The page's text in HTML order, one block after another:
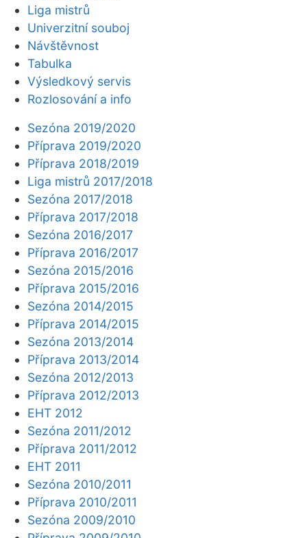
Liga mistrů
Univerzitní souboj
Návštěvnost
Tabulka
Výsledkový servis
Rozlosování a info
Sezóna 2019/2020
Příprava 2019/2020
Příprava 2018/2019
Liga mistrů 2017/2018
Sezóna 2017/2018
Příprava 2017/2018
Sezóna 2016/2017
Příprava 2016/2017
Sezóna 2015/2016
Příprava 2015/2016
Sezóna 2014/2015
Příprava 2014/2015
Sezóna 2013/2014
Příprava 2013/2014
Sezóna 2012/2013
Příprava 2012/2013
EHT 2012
Sezóna 2011/2012
Příprava 2011/2012
EHT 2011
Sezóna 2010/2011
Příprava 2010/2011
Sezóna 2009/2010